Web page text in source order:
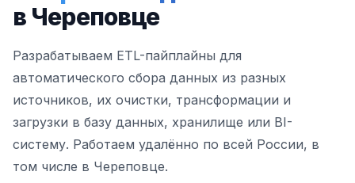
в Череповце
Разрабатываем ETL-пайплайны для
автоматического сбора данных из разных
источников, их очистки, трансформации и
загрузки в базу данных, хранилище или BI-
систему. Работаем удалённо по всей России, в
том числе в Череповце.